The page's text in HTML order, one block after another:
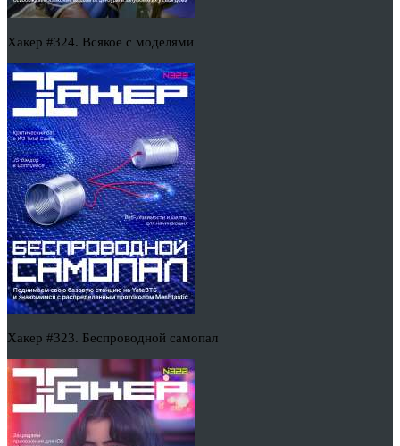
Хакер #324. Всякое с моделями
Хакер #323. Беспроводной самопал